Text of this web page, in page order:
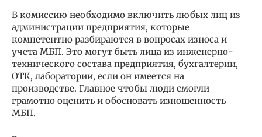
В комиссию необходимо включить любых лиц из
администрации предприятия, которые
компетентно разбираются в вопросах износа и
учета МБП. Это могут быть лица из инженерно-
технического состава предприятия, бухгалтерии,
ОТК, лаборатории, если он имеется на
производстве. Главное чтобы люди смогли
грамотно оценить и обосновать изношенность
МБП.